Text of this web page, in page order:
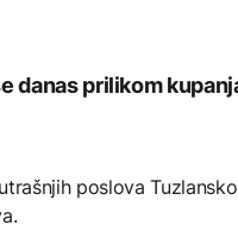
danas prilikom
poslova